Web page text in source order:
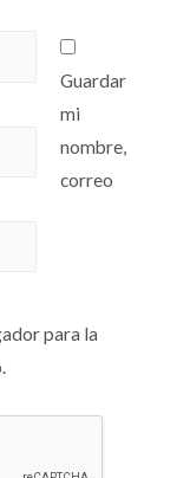
Guardar
mi
nombre,
correo
para la